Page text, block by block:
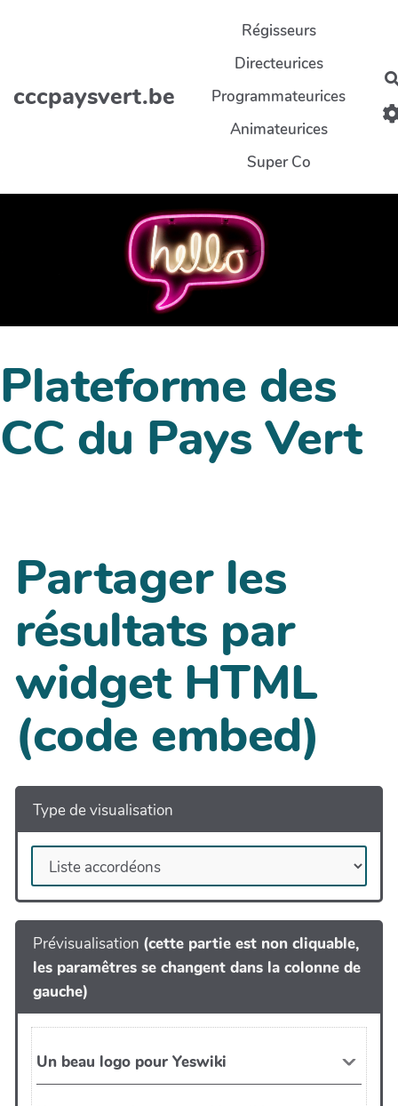
cccpaysvert.be
Régisseurs
Directeurices
Programmateurices
Animateurices
Super Co
Plateforme des
CC du Pays Vert
Partager les
résultats par
widget HTML
(code embed)
Type de visualisation
Prévisualisation (cette partie est non cliquable,
les paramêtres se changent dans la colonne de
gauche)